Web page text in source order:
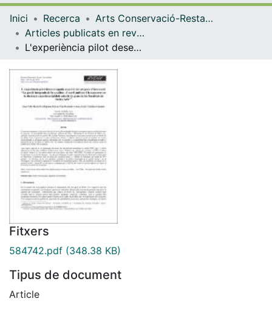
Navega per tot el DD
Inici Recerca
Arts Conservació-Restauració
Articles publicats en revistes (Arts Conservació-Restauració)
L'experiència pilot desenvolupada a partir del projecte d'innovació "La gestió integrada de la qualitat, el medi ambient i la seguretat en la docència experimental dels estudis de grau de les Facultats de Belles Arts"
Fitxers
584742.pdf (348.38 KB)
Tipus de document
Article